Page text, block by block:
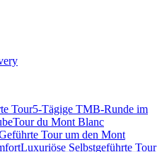
Tour5-Tägige TMB-Runde im
Tour du Mont Blanc
Tour um den Mont
Luxuriöse Selbstgeführte Tour